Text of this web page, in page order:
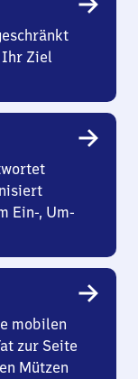
Ihr Ziel
Ein-, Um-
mobilen
zur Seite
Mützen